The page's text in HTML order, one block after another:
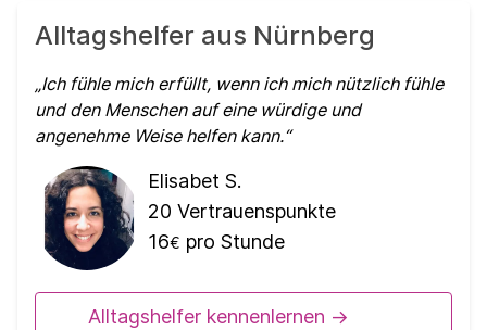
Alltagshelfer aus Nürnberg
Ich fühle mich erfüllt, wenn ich mich nützlich fühle
und den Menschen auf eine würdige und
angenehme Weise helfen kann.
Elisabet S.
20 Vertrauenspunkte
16€ pro Stunde
Alltagshelfer kennenlernen ->